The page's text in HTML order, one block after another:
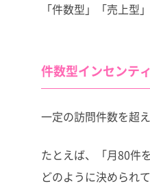
「件数型」「売上型
件数型インセンテ
一定の訪問件数を超
たとえば、「月80件
どのように決められて